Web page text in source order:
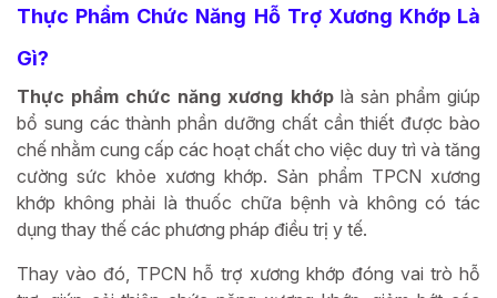
Thực Phẩm Chức Năng Hỗ Trợ Xương Khớp Là
Gì?
Thực phẩm chức năng xương khớp là sản phẩm giúp
bổ sung các thành phần dưỡng chất cần thiết được bào
chế nhằm cung cấp các hoạt chất cho việc duy trì và tăng
cường sức khỏe xương khớp. Sản phẩm TPCN xương
khớp không phải là thuốc chữa bệnh và không có tác
dụng thay thế các phương pháp điều trị y tế.
Thay vào đó, TPCN hỗ trợ xương khớp đóng vai trò hỗ